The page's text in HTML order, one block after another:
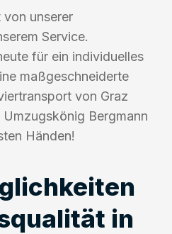
unserer
Service.
für ein individuelles
maßgeschneiderte
von Graz
Bergmann
Händen!
in